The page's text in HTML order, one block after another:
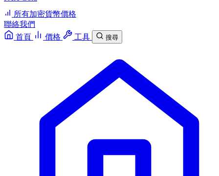
所有加密貨幣價格
聯絡我們
首頁
價格 工具 搜尋